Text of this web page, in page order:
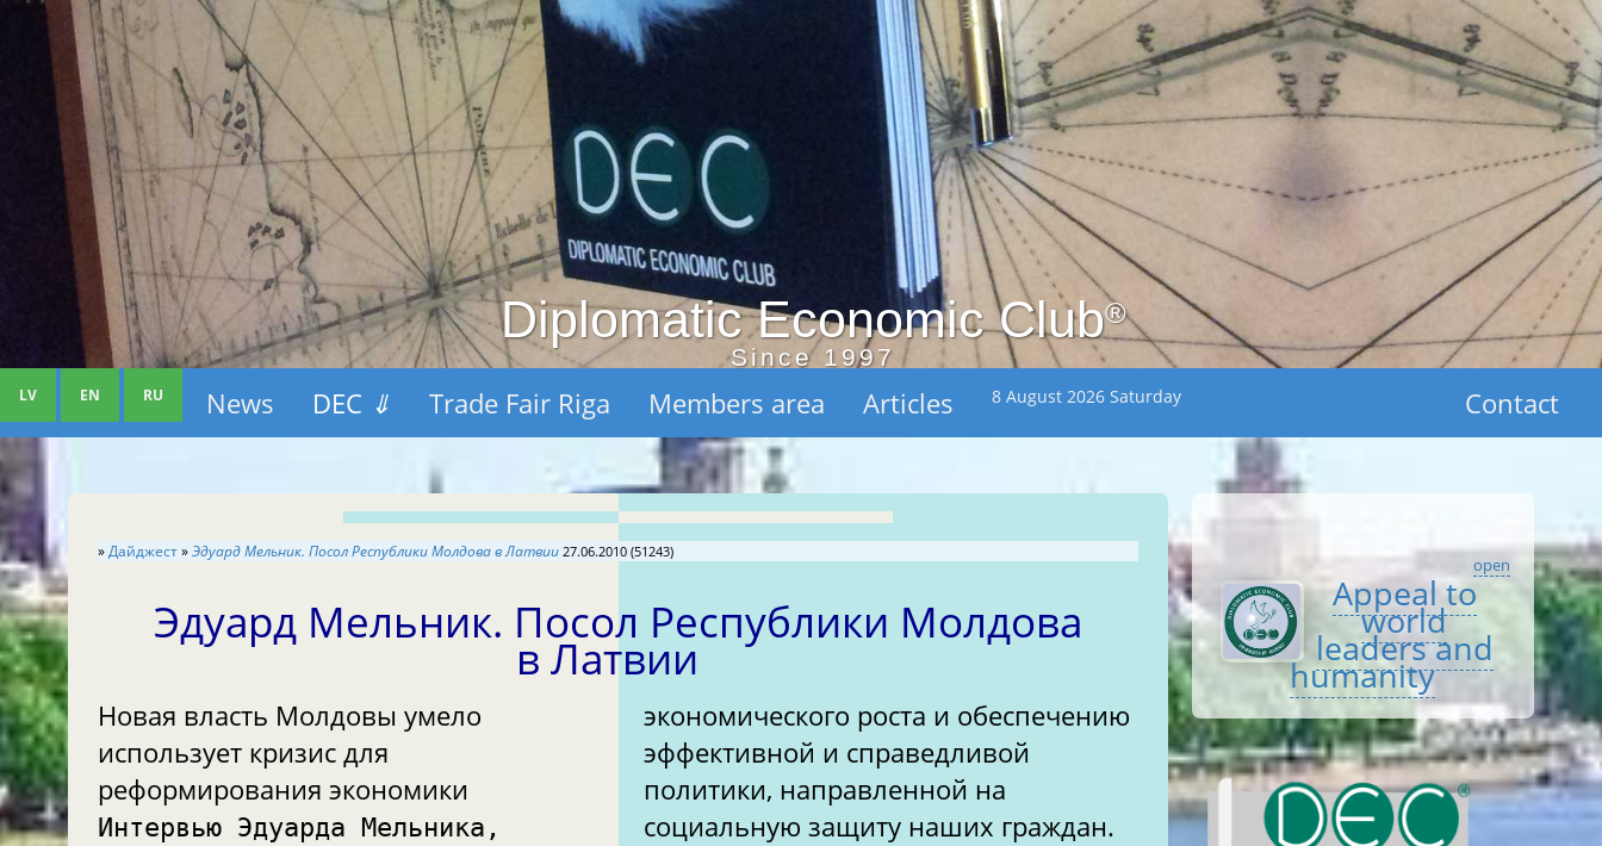
Diplomatic Economic Club®
Since 1997
LV EN RU News DEC ⇓ Trade Fair Riga Members area Articles 8 August 2026 Saturday Contact
»Дайджест»Эдуард Мельник. Посол Республики Молдова в Латвии 27.06.2010 (51243)
Эдуард Мельник. Посол Республики Молдова
в Латвии
Новая власть Молдовы умело
использует кризис для
реформирования экономики
Интервью Эдуарда Мельника,
экономического роста и обеспечению
эффективной и справедливой
политики, направленной на
социальную защиту наших граждан.
open
Appeal to
world
leaders and
humanity